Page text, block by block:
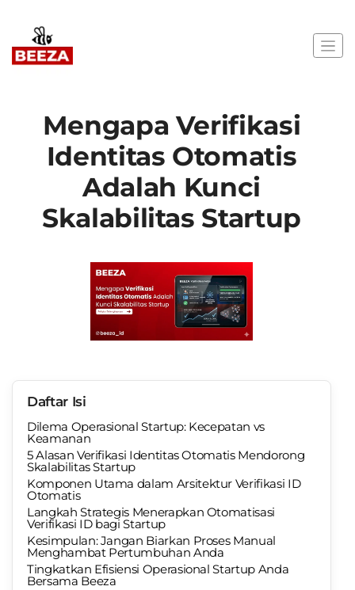
Mengapa Verifikasi
Identitas Otomatis
Adalah Kunci
Skalabilitas Startup
Daftar Isi
Dilema Operasional Startup: Kecepatan vs
Keamanan
5 Alasan Verifikasi Identitas Otomatis Mendorong
Skalabilitas Startup
Komponen Utama dalam Arsitektur Verifikasi ID
Otomatis
Langkah Strategis Menerapkan Otomatisasi
Verifikasi ID bagi Startup
Kesimpulan: Jangan Biarkan Proses Manual
Menghambat Pertumbuhan Anda
Tingkatkan Efisiensi Operasional Startup Anda
Bersama Beeza